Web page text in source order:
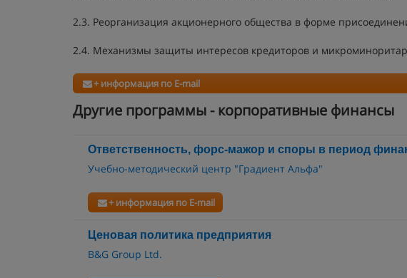
2.3. Реорганизация акционерного общества в форме
2.4. Механизмы защиты интересов кредиторов и
+ информация по E-mail
Другие программы - корпоративные финансы
Ответственность, форс-мажор и споры в период
Учебно-методический центр "Градиент Альфа"
+ информация по E-mail
Ценовая политика предприятия
B&G Group Ltd.